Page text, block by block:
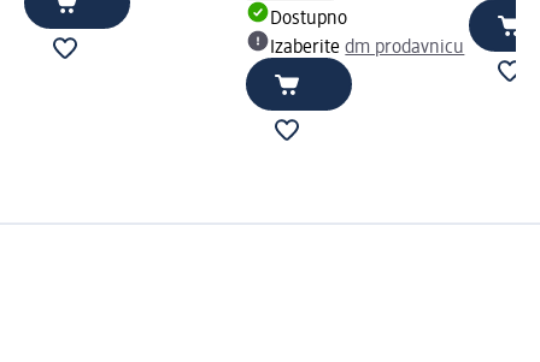
Dostupno
Izaberitedm prodavnicu